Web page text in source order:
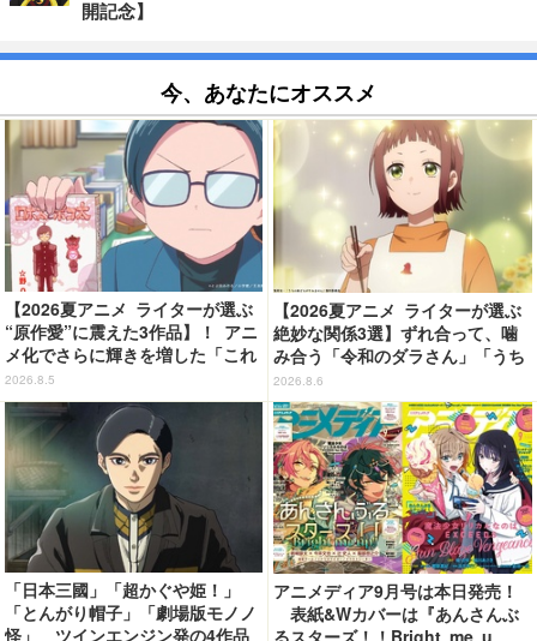
開記念】
今、あなたにオススメ
【2026夏アニメ ライターが選ぶ
“原作愛”に震えた3作品】！ アニ
メ化でさらに輝きを増した「これ
描いて死ね」「天幕のジャードゥ
ーガル」「BLEACH 千年血戦
篇」
2026.8.5
【2026夏アニメ ライターが選ぶ
絶妙な関係3選】ずれ合って、噛
み合う「令和のダラさん」「うち
の弟どもがすみません」「乙女怪
獣キャラメリゼ」
2026.8.6
「日本三國」「超かぐや姫！」
「とんがり帽子」「劇場版モノノ
怪」 ツインエンジン発の4作品
アニメディア9月号は本日発売！
表紙&Wカバーは『あんさんぶ
るスターズ！！Bright me u